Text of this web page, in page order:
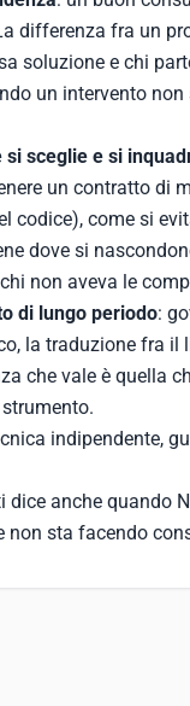
differenza fra un
soluzione e chi
un intervento
si sceglie e si
un contratto di
codice), come si
dove si
non aveva le
di lungo periodo:
la traduzione fra
che vale è quella
indipendente,
dice anche quando
sta facendo